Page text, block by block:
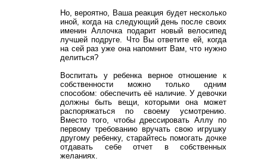
Но, вероятно, Ваша реакция будет несколько
иной, когда на следующий день после своих
именин Аллочка подарит новый велосипед
лучшей подруге. Что Вы ответите ей, когда
на сей раз уже она напомнит Вам, что нужно
делиться?
Воспитать у ребенка верное отношение к
собственности можно только одним
способом: обеспечить её наличие. У девочки
должны быть вещи, которыми она может
распоряжаться по своему усмотрению.
Вместо того, чтобы дрессировать Аллу по
первому требованию вручать свою игрушку
другому ребенку, старайтесь помогать дочке
отдавать себе отчет в собственных
желаниях.